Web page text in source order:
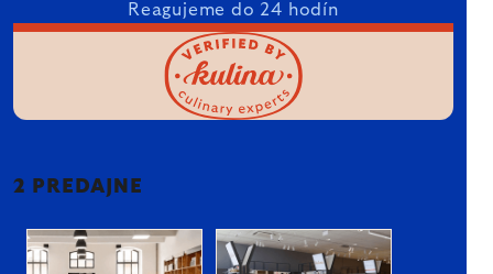
Reagujeme do 24 hodín
2 PREDAJNE